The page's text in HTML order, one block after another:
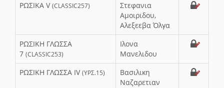
ΡΩΣΙΚΑ V(CLASSIC257)
Στεφανια
Αμοιριδου,
Αλεξεεβα Όλγα
ΡΩΣΙΚΗ ΓΛΩΣΣΑ
7 (CLASSIC253)
Ιλονα
Μανελιδου
ΡΩΣΙΚΗ ΓΛΩΣΣΑ IV(ΥΡΣ.15)
Βασιλικη
Ναζαρετιαν